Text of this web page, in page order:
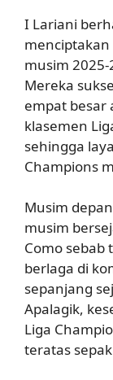
I Lariani
menciptakan
musim
Mereka
empat besar
klasemen
sehingga
Champions
Musim
musim
Como sebab
berlaga di
sepanjang
Apalagik,
Liga
teratas